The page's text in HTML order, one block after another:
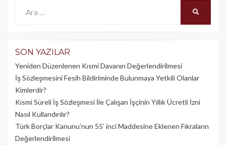
SON YAZILAR
Yeniden Düzenlenen Kısmi Davanın Değerlendirilmesi
İş Sözleşmesini Fesih Bildiriminde Bulunmaya Yetkili Olanlar
Kimlerdir?
Kısmi Süreli İş Sözleşmesi İle Çalışan İşçinin Yıllık Üc­retli İzni
Nasıl Kullandırılır?
Türk Borçlar Kanunu’nun 55’ inci Maddesine Eklenen Fıkraların
Değerlendirilmesi